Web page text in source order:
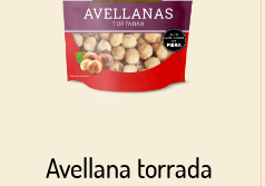
Avellana torrada
Borges?Registra't aquí.